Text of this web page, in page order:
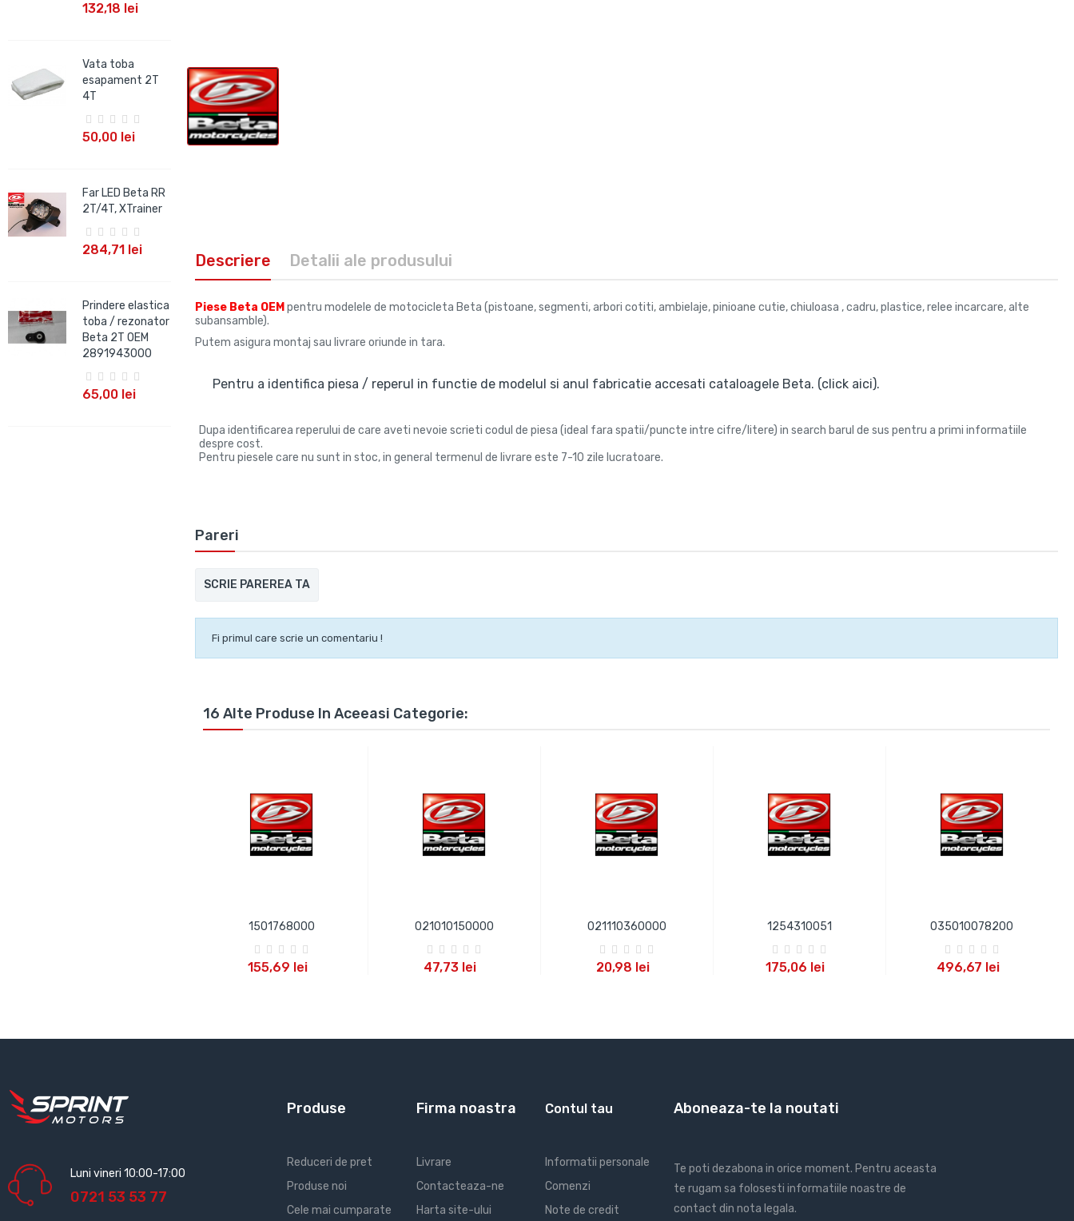
132,18 lei
Vata toba
esapament 2T
4T
50,00 lei
Far LED Beta RR
2T/4T, XTrainer
284,71 lei
Prindere elastica
toba / rezonator
Beta 2T OEM
2891943000
65,00 lei
Descriere Detalii ale produsului
Piese Beta OEM pentru modelele de motocicleta Beta (pistoane, segmenti, arbori cotiti, ambielaje, pinioane cutie, chiuloasa , cadru, plastice, relee incarcare, alte
subansamble).
Putem asigura montaj sau livrare oriunde in tara.
Pentru a identifica piesa / reperul in functie de modelul si anul fabricatie accesati cataloagele Beta. (click aici).
Dupa identificarea reperului de care aveti nevoie scrieti codul de piesa (ideal fara spatii/puncte intre cifre/litere) in search barul de sus pentru a primi informatiile
despre cost.
Pentru piesele care nu sunt in stoc, in general termenul de livrare este 7-10 zile lucratoare.
Pareri
SCRIE PAREREA TA
Fi primul care scrie un comentariu !
16 Alte Produse In Aceeasi Categorie:
1501768000
155,69 lei
ADAUGA IN COS
021010150000
47,73 lei
ADAUGA IN COS
021110360000
20,98 lei
ADAUGA IN COS
1254310051
175,06 lei
ADAUGA IN COS
035010078200
496,67 lei
ADAUGA IN COS
Luni vineri 10:00-17:00
0721 53 53 77
Produse
Reduceri de pret
Produse noi
Cele mai cumparate
Firma noastra
Livrare
Contacteaza-ne
Harta site-ului
Contul tau
Informatii personale
Comenzi
Note de credit
Aboneaza-te la noutati
Te poti dezabona in orice moment. Pentru aceasta
te rugam sa folosesti informatiile noastre de
contact din nota legala.